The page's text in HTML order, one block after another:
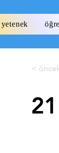
yetenek
<